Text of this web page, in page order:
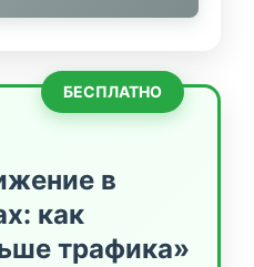
БЕСПЛАТНО
в
как
трафика»